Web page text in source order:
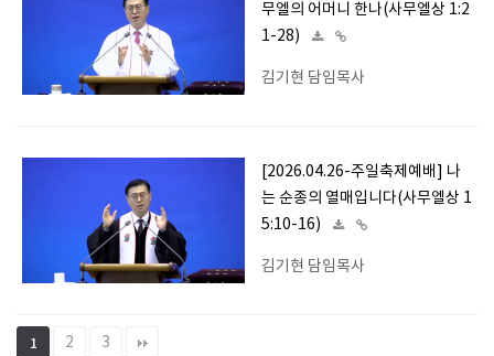
무엘의 어머니 한나(사무엘상 1:2
1-28)
김기현 담임목사
[2026.04.26-주일축제예배] 나
는 순종의 열매입니다(사무엘상 1
5:10-16)
김기현 담임목사
1 2 3